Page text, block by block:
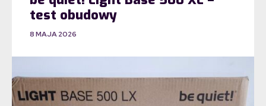
test obudowy
8 MAJA 2026